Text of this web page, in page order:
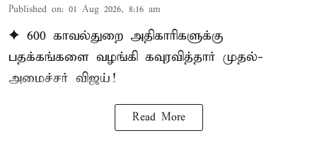
Published on: 01 Aug 2026, 8:16 am
✦ 600 காவல்துறை அதிகாரிகளுக்கு
பதக்கங்களை வழங்கி கவுரவித்தார் முதல்-
அமைச்சர் விஜய்!
Read More